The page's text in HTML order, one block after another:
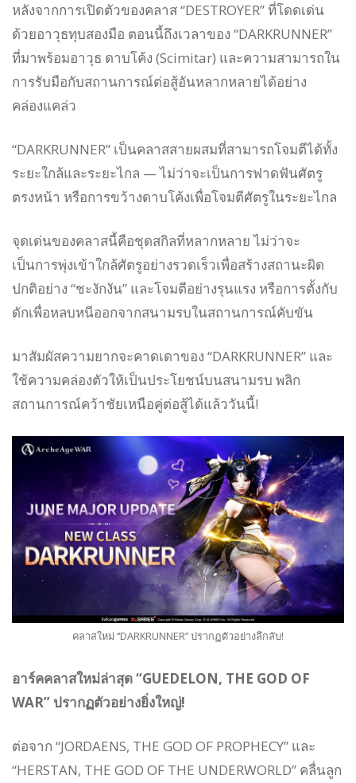
หลังจากการเปิดตัวของคลาส “DESTROYER” ที่โดดเด่น
ด้วยอาวุธทุบสองมือ ตอนนี้ถึงเวลาของ “DARKRUNNER”
ที่มาพร้อมอาวุธ ดาบโค้ง (Scimitar) และความสามารถใน
การรับมือกับสถานการณ์ต่อสู้อันหลากหลายได้อย่าง
คล่องแคล่ว
“DARKRUNNER” เป็นคลาสสายผสมที่สามารถโจมตีได้ทั้ง
ระยะใกล้และระยะไกล — ไม่ว่าจะเป็นการฟาดฟันศัตรู
ตรงหน้า หรือการขว้างดาบโค้งเพื่อโจมตีศัตรูในระยะไกล
จุดเด่นของคลาสนี้คือชุดสกิลที่หลากหลาย ไม่ว่าจะ
เป็นการพุ่งเข้าใกล้ศัตรูอย่างรวดเร็วเพื่อสร้างสถานะผิด
ปกติอย่าง “ชะงักงัน” และโจมตีอย่างรุนแรง หรือการตั้งกับ
ดักเพื่อหลบหนีออกจากสนามรบในสถานการณ์คับขัน
มาสัมผัสความยากจะคาดเดาของ “DARKRUNNER” และ
ใช้ความคล่องตัวให้เป็นประโยชน์บนสนามรบ พลิก
สถานการณ์คว้าชัยเหนือคู่ต่อสู้ได้แล้ววันนี้!
คลาสใหม่ “DARKRUNNER” ปรากฏตัวอย่างลึกลับ!
อาร์คคลาสใหม่ล่าสุด “GUEDELON, THE GOD OF
WAR” ปรากฏตัวอย่างยิ่งใหญ่!
ต่อจาก “JORDAENS, THE GOD OF PROPHECY” และ
“HERSTAN, THE GOD OF THE UNDERWORLD” คลื่นลูก